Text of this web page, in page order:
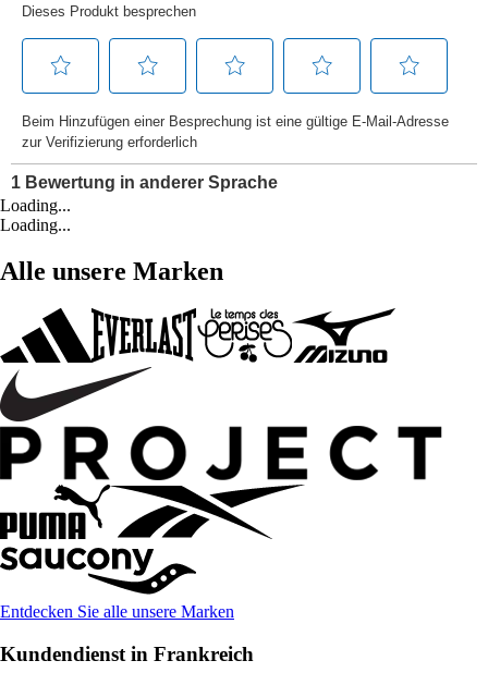
Loading...
Loading...
Alle unsere Marken
Entdecken Sie alle unsere Marken
Kundendienst in Frankreich